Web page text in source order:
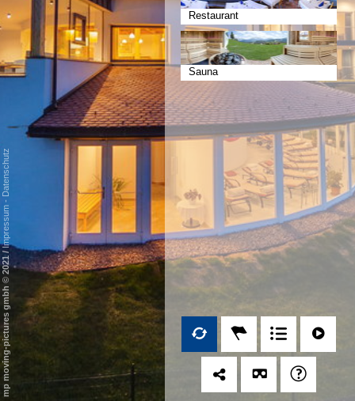
Restaurant
Sauna
mp moving-pictures gmbh © 2021
/
Impressum
-
Datenschutz